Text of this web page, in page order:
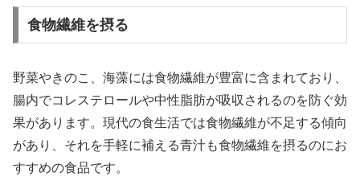
食物繊維を摂る
野菜やきのこ、海藻には食物繊維が豊富に含まれており、
腸内でコレステロールや中性脂肪が吸収されるのを防ぐ効
果があります。現代の食生活では食物繊維が不足する傾向
があり、それを手軽に補える青汁も食物繊維を摂るのにお
すすめの食品です。